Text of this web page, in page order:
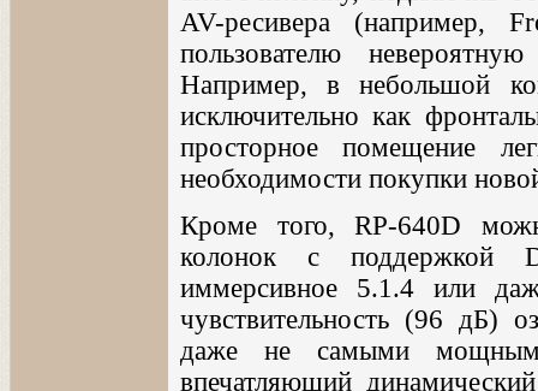
AV-ресивера
пользователю
Например, в небольшой
исключительно как
просторное помещение
необходимости покупки
Кроме того, RP-640D
колонок с поддержкой
иммерсивное 5.1.4 или
чувствительность (96 дБ)
даже не самыми
впечатляющий